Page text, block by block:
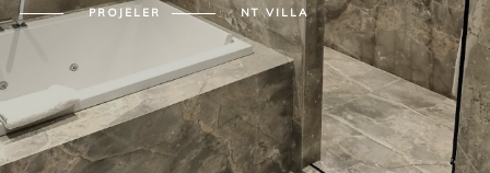
PROJELER NT VILLA